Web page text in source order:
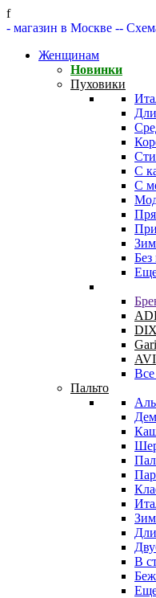
f
- магазин в Москве --
Женщинам
Новинки
Пуховики
С
С
Без
AVI
Пальто
В